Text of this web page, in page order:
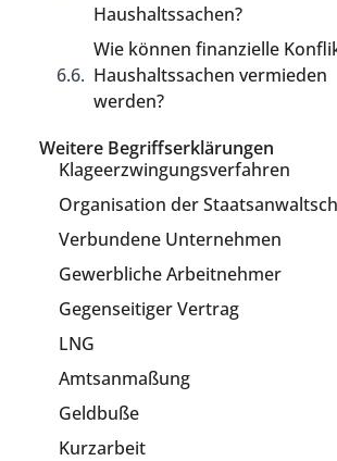
Haushaltssachen?
Wie können finanzielle
Haushaltssachen vermieden
werden?
Weitere Begriffserklärungen
Klageerzwingungsverfahren
Organisation der
Verbundene Unternehmen
Gewerbliche Arbeitnehmer
Gegenseitiger Vertrag
LNG
Amtsanmaßung
Geldbuße
Kurzarbeit